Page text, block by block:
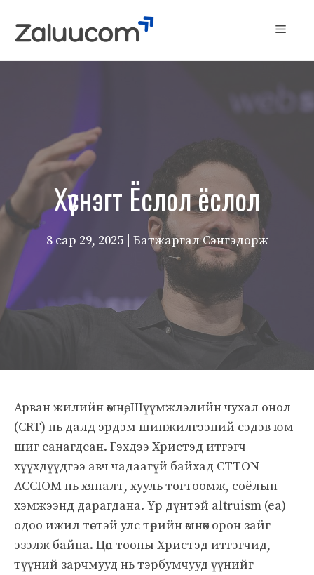
Menu
Хүснэгт Ёслол ёслол
8 сар 29, 2025 | Батжаргал Сэнгэдорж
Арван жилийн өмнө, Шүүмжлэлийн чухал онол
(CRT) нь далд эрдэм шинжилгээний сэдэв юм
шиг санагдсан. Гэхдээ Христэд итгэгч
хүүхдүүдгээ авч чадаагүй байхад CTTON
ACCIOM нь хяналт, хууль тогтоомж, соёлын
хэмжээнд дарагдана. Үр дүнтэй altruism (ea)
одоо ижил төстэй улс төрийн өмнөх орон зайг
эзэлж байна. Цөөн тооны Христэд итгэгчид,
түүний зарчмууд нь тэрбумчууд үүнийг